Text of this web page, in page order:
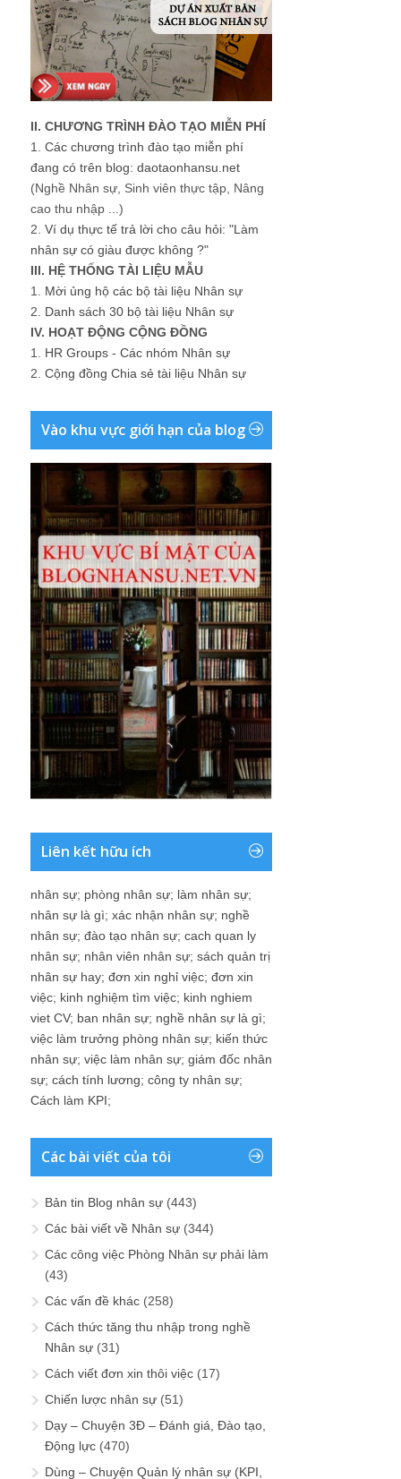
II. CHƯƠNG TRÌNH ĐÀO TẠO MIỄN PHÍ
1. Các chương trình đào tạo miễn phí
đang có trên blog: daotaonhansu.net
(Nghề Nhân sự, Sinh viên thực tập, Nâng
cao thu nhập ...)
2. Ví dụ thực tế trả lời cho câu hỏi: "Làm
nhân sự có giàu được không ?"
III. HỆ THỐNG TÀI LIỆU MẪU
1. Mời ủng hộ các bộ tài liệu Nhân sự
2. Danh sách 30 bộ tài liệu Nhân sự
IV. HOẠT ĐỘNG CỘNG ĐỒNG
1. HR Groups - Các nhóm Nhân sự
2. Cộng đồng Chia sẻ tài liệu Nhân sự
Vào khu vực giới hạn của blog
Liên kết hữu ích
nhân sự; phòng nhân sự; làm nhân sự;
nhân sự là gì; xác nhận nhân sự; nghề
nhân sự; đào tạo nhân sự; cach quan ly
nhân sự; nhân viên nhân sự; sách quản trị
nhân sự hay; đơn xin nghỉ việc; đơn xin
việc; kinh nghiệm tìm việc; kinh nghiem
viet CV; ban nhân sự; nghề nhân sự là gì;
việc làm trưởng phòng nhân sự; kiến thức
nhân sự; việc làm nhân sự; giám đốc nhân
sự; cách tính lương; công ty nhân sự;
Cách làm KPI;
Các bài viết của tôi
Bản tin Blog nhân sự (443)
Các bài viết về Nhân sự (344)
Các công việc Phòng Nhân sự phải làm
(43)
Các vấn đề khác (258)
Cách thức tăng thu nhập trong nghề
Nhân sự (31)
Cách viết đơn xin thôi việc (17)
Chiến lược nhân sự (51)
Dạy – Chuyện 3Đ – Đánh giá, Đào tạo,
Động lực (470)
Dùng – Chuyện Quản lý nhân sự (KPI,